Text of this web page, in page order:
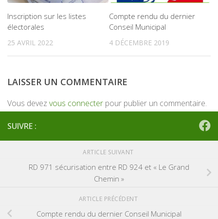
Inscription sur les listes
électorales
25 AVRIL 2022
Compte rendu du dernier
Conseil Municipal
4 DÉCEMBRE 2019
LAISSER UN COMMENTAIRE
Vous devez vous connecter pour publier un commentaire.
SUIVRE :
ARTICLE SUIVANT
RD 971 sécurisation entre RD 924 et « Le Grand
Chemin »
ARTICLE PRÉCÉDENT
Compte rendu du dernier Conseil Municipal